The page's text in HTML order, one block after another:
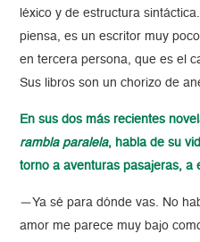
léxico y de estructura
piensa, es un escritor muy
en tercera persona, que es el
Sus libros son un chorizo de
En sus dos más recientes
rambla paralela, habla de su
torno a aventuras pasajeras, a
—Ya sé para dónde vas. No
amor me parece muy bajo